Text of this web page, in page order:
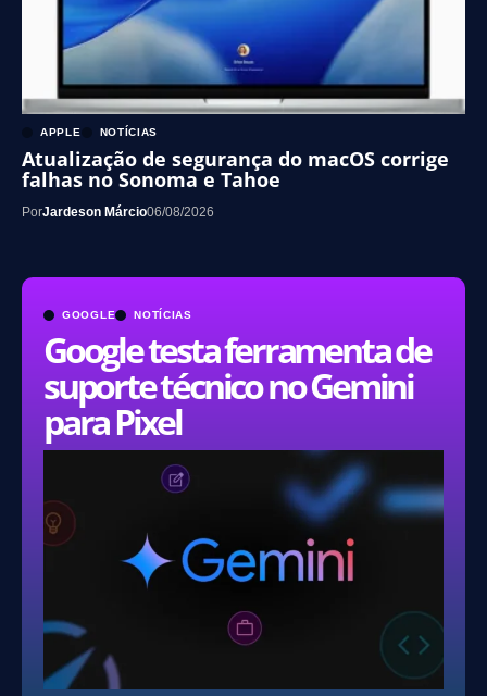
GOOGLE NOTÍCIAS
Google testa ferramenta de
suporte técnico no Gemini
para Pixel
APPLE NOTÍCIAS
Atualização de segurança do macOS corrige
falhas no Sonoma e Tahoe
PorJardeson Márcio06/08/2026